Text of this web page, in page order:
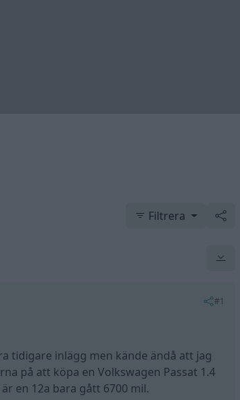
Filtrera
#1
tidigare inlägg men kände ändå att jag
på att köpa en Volkswagen Passat 1.4
en 12a bara gått 6700 mil.